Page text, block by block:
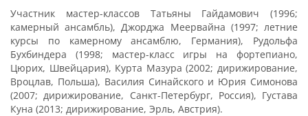
Участник мастер-классов Татьяны Гайдамович (1996;
камерный ансамбль), Джорджа Меервайна (1997; летние
курсы по камерному ансамблю, Германия), Рудольфа
Бухбиндера (1998; мастер-класс игры на фортепиано,
Цюрих, Швейцария), Курта Мазура (2002; дирижирование,
Вроцлав, Польша), Василия Синайского и Юрия Симонова
(2007; дирижирование, Санкт-Петербург, Россия), Густава
Куна (2013; дирижирование, Эрль, Австрия).